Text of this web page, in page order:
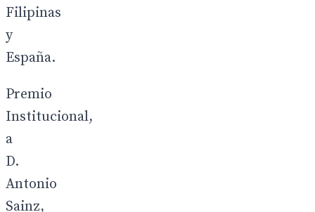
Filipinas
y
España.
Premio
Institucional,
a
D.
Antonio
Sainz,